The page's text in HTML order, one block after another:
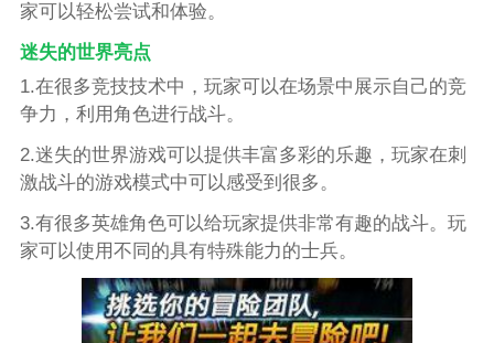
家可以轻松尝试和体验。
迷失的世界亮点
1.在很多竞技技术中，玩家可以在场景中展示自己的竞
争力，利用角色进行战斗。
2.迷失的世界游戏可以提供丰富多彩的乐趣，玩家在刺
激战斗的游戏模式中可以感受到很多。
3.有很多英雄角色可以给玩家提供非常有趣的战斗。玩
家可以使用不同的具有特殊能力的士兵。